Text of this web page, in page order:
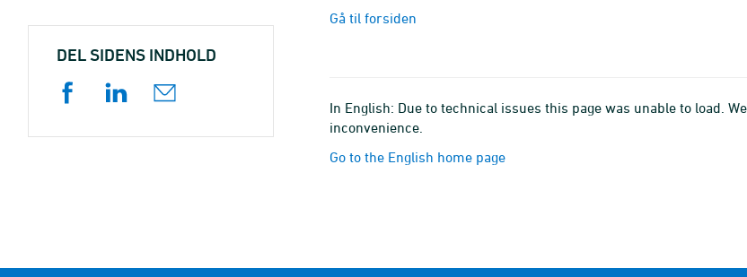
Gå til forsiden
In English: Due to technical issues this page was unable to load.
inconvenience.
Go to the English home page
DEL SIDENS INDHOLD